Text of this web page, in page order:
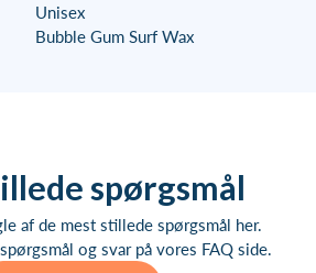
Unisex
Bubble Gum Surf Wax
spørgsmål
af de mest stillede spørgsmål her.
og svar på vores FAQ side.